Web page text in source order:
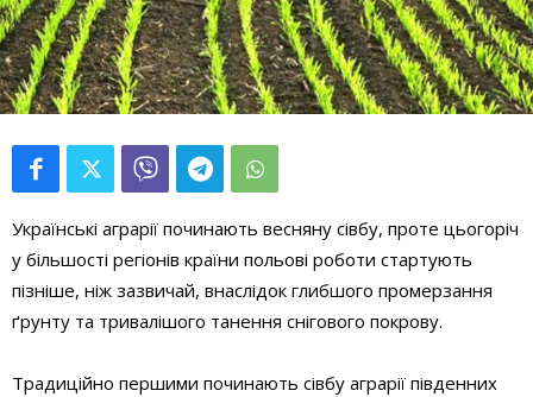
Українські аграрії починають весняну сівбу, проте цьогоріч
у більшості регіонів країни польові роботи стартують
пізніше, ніж зазвичай, внаслідок глибшого промерзання
ґрунту та тривалішого танення снігового покрову.
Традиційно першими починають сівбу аграрії південних